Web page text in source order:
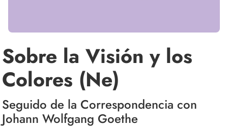
Sobre la Visión y los
Colores (Ne)
Seguido de la Correspondencia con
Johann Wolfgang Goethe